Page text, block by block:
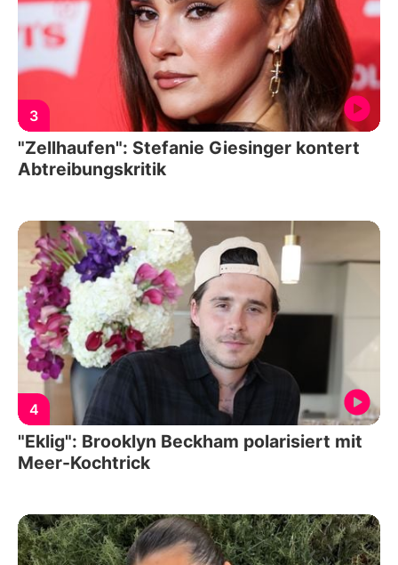
3
"Zellhaufen": Stefanie Giesinger kontert
Abtreibungskritik
4
"Eklig": Brooklyn Beckham polarisiert mit
Meer-Kochtrick